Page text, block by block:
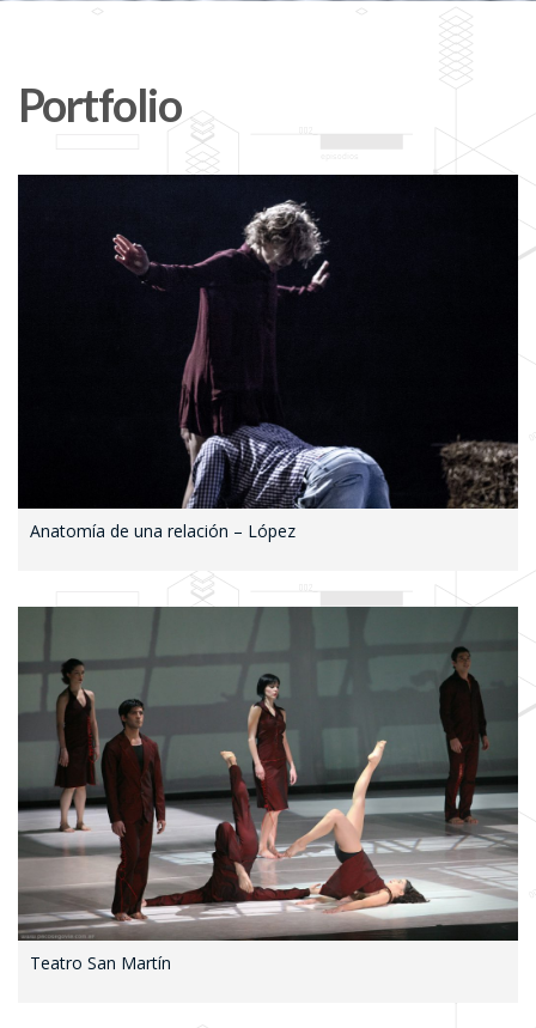
Portfolio
Anatomía de una relación – López
Teatro San Martín